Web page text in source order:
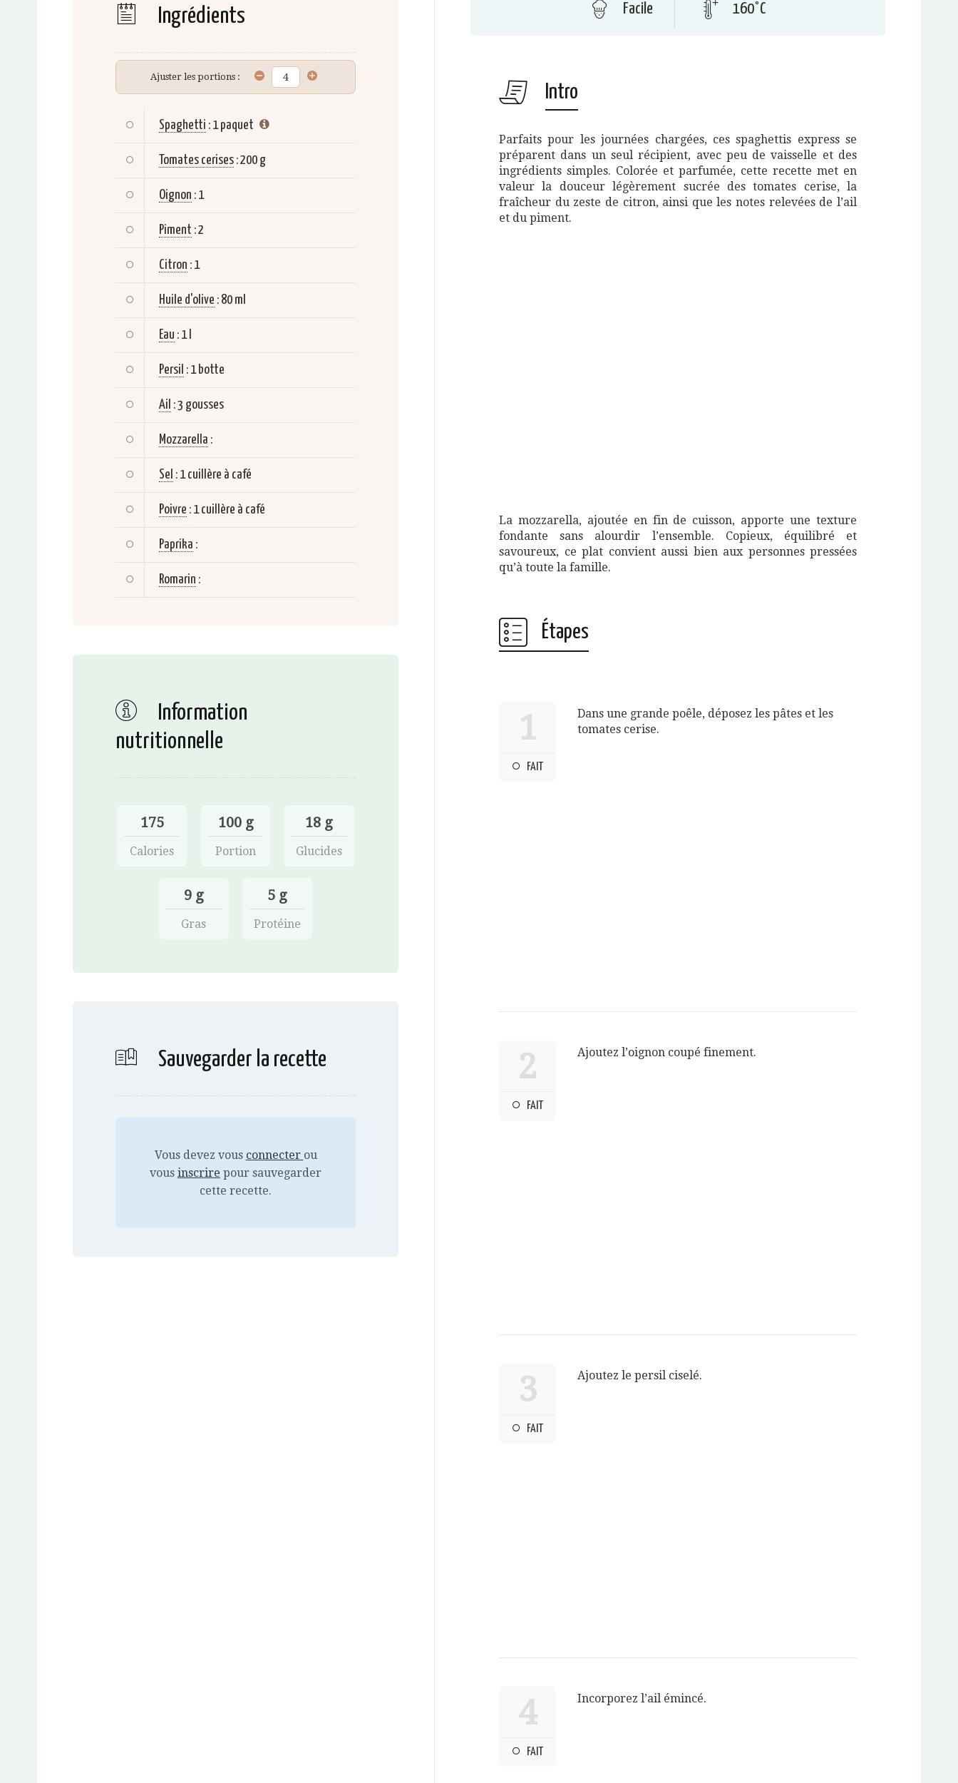
Ingrédients
Ajuster les portions :
Spaghetti : 1 paquet
Tomates cerises :200 g
Oignon : 1
Piment :2
Citron : 1
Huile d'olive : 80 ml
Eau : 1 l
Persil : 1 botte
Ail :3 gousses
Mozzarella :
Sel : 1 cuillère à café
Poivre : 1 cuillère à café
Paprika :
Romarin :
Information
nutritionnelle
175
Calories
100 g
Portion
18 g
Glucides
9 g
Gras
5 g
Protéine
Sauvegarder la recette
Vous devez vous connecter ou
vous inscrire pour sauvegarder
cette recette.
Facile 160°C
Intro
Parfaits pour les journées chargées, ces spaghettis express se
préparent dans un seul récipient, avec peu de vaisselle et des
ingrédients simples. Colorée et parfumée, cette recette met en
valeur la douceur légèrement sucrée des tomates cerise, la
fraîcheur du zeste de citron, ainsi que les notes relevées de l’ail
et du piment.
La mozzarella, ajoutée en fin de cuisson, apporte une texture
fondante sans alourdir l’ensemble. Copieux, équilibré et
savoureux, ce plat convient aussi bien aux personnes pressées
qu’à toute la famille.
Étapes
1
FAIT
Dans une grande poêle, déposez les pâtes et les
tomates cerise.
2
FAIT
Ajoutez l’oignon coupé finement.
3
FAIT
Ajoutez le persil ciselé.
4
FAIT
Incorporez l’ail émincé.